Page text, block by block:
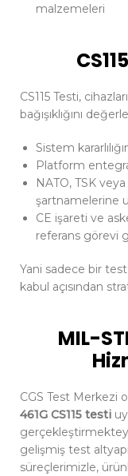
malzemeleri
CS115 Testi,
bağışıklığını
Sistem
Platform
NATO, TSK
şartnamelerine
CE işareti ve
referans görevi
Yani sadece bir
kabul açısından
MIL-
CGS Test Merkezi
461G CS115 testi
gelişmiş test
süreçlerimizle,